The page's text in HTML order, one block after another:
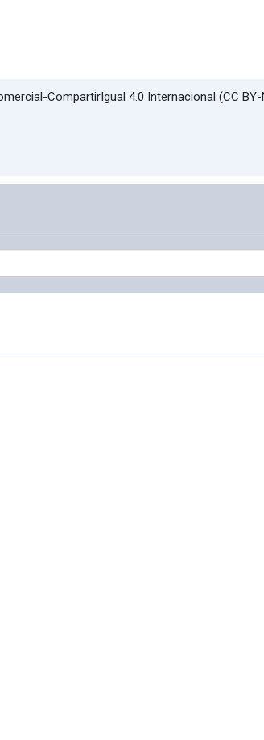
CompartirIgual 4.0 Internacional (CC BY-